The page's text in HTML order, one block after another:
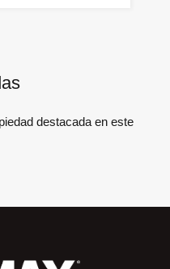
destacada en este